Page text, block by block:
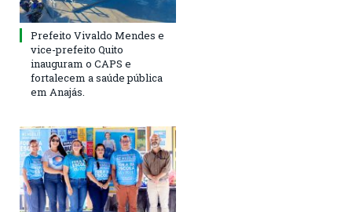
Prefeito Vivaldo Mendes e
vice-prefeito Quito
inauguram o CAPS e
fortalecem a saúde pública
em Anajás.